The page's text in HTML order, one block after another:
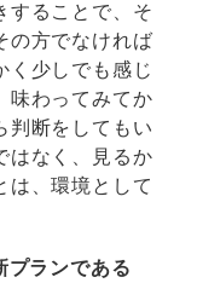
することで、そ
の方でなければ
く少しでも感じ
味わってみてか
判断をしてもい
はなく、見るか
は、環境として
ランである